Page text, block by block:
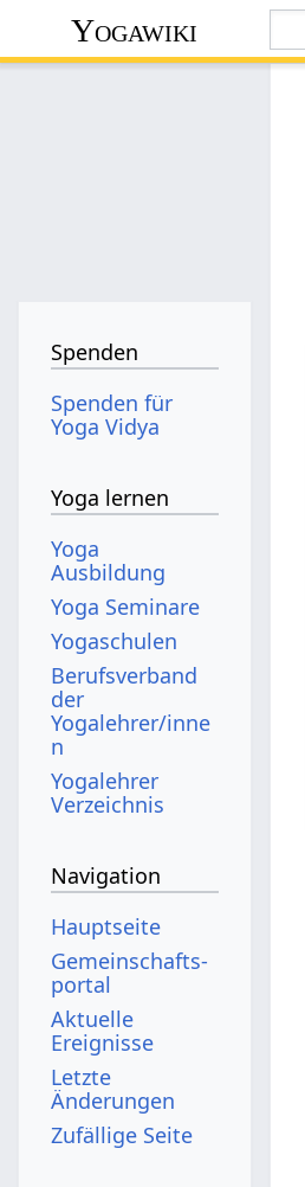
Yogawiki
Spenden
Spenden für
Yoga Vidya
Yoga lernen
Yoga
Ausbildung
Yoga Seminare
Yogaschulen
Berufsverband
der
Yogalehrer/inne
n
Yogalehrer
Verzeichnis
Navigation
Hauptseite
Gemeinschafts­
portal
Aktuelle
Ereignisse
Letzte
Änderungen
Zufällige Seite